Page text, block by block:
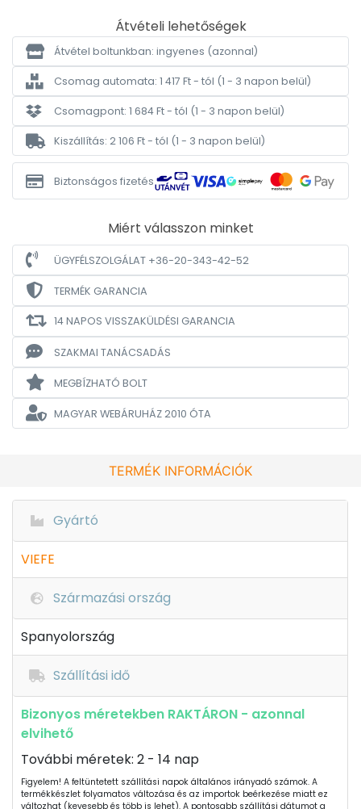
Átvételi lehetőségek
Átvétel boltunkban: ingyenes (azonnal)
Csomag automata: 1 417 Ft - tól (1 - 3 napon belül)
Csomagpont: 1 684 Ft - tól (1 - 3 napon belül)
Kiszállítás: 2 106 Ft - tól (1 - 3 napon belül)
Biztonságos fizetés
Miért válasszon minket
ÜGYFÉLSZOLGÁLAT +36-20-343-42-52
TERMÉK GARANCIA
14 NAPOS VISSZAKÜLDÉSI GARANCIA
SZAKMAI TANÁCSADÁS
MEGBÍZHATÓ BOLT
MAGYAR WEBÁRUHÁZ2010 ÓTA
TERMÉK INFORMÁCIÓK
Gyártó
VIEFE
Származási ország
Spanyolország
Szállítási idő
Bizonyos méretekben RAKTÁRON - azonnal
elvihető
További méretek: 2 - 14 nap
Figyelem! A feltüntetett szállítási napok általános irányadó számok. A
termékkészlet folyamatos változása és az importok beérkezése miatt ez
változhat (kevesebb és több is lehet). A pontosabb szállítási dátumot a